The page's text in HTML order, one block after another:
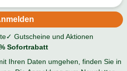
✓ Gutscheine und Aktionen
Sofortrabatt
Ihren Daten umgehen, finden Sie in